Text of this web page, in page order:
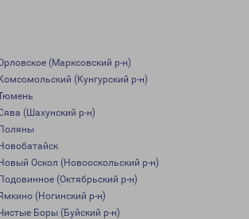
(Марксовский р-н)
(Кунгурский р-н)
(Шахунский р-н)
Оскол (Новооскольский р-н)
(Октябрьский р-н)
(Ногинский р-н)
Боры (Буйский р-н)